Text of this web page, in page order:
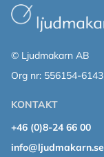
© Ljudmakarn AB
Org nr: 556154-6143
KONTAKT
+46 (0)8-24 66 00
info@ljudmakarn.se